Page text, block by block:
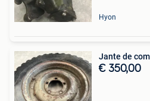
Hyon
Jante de
€ 350,00